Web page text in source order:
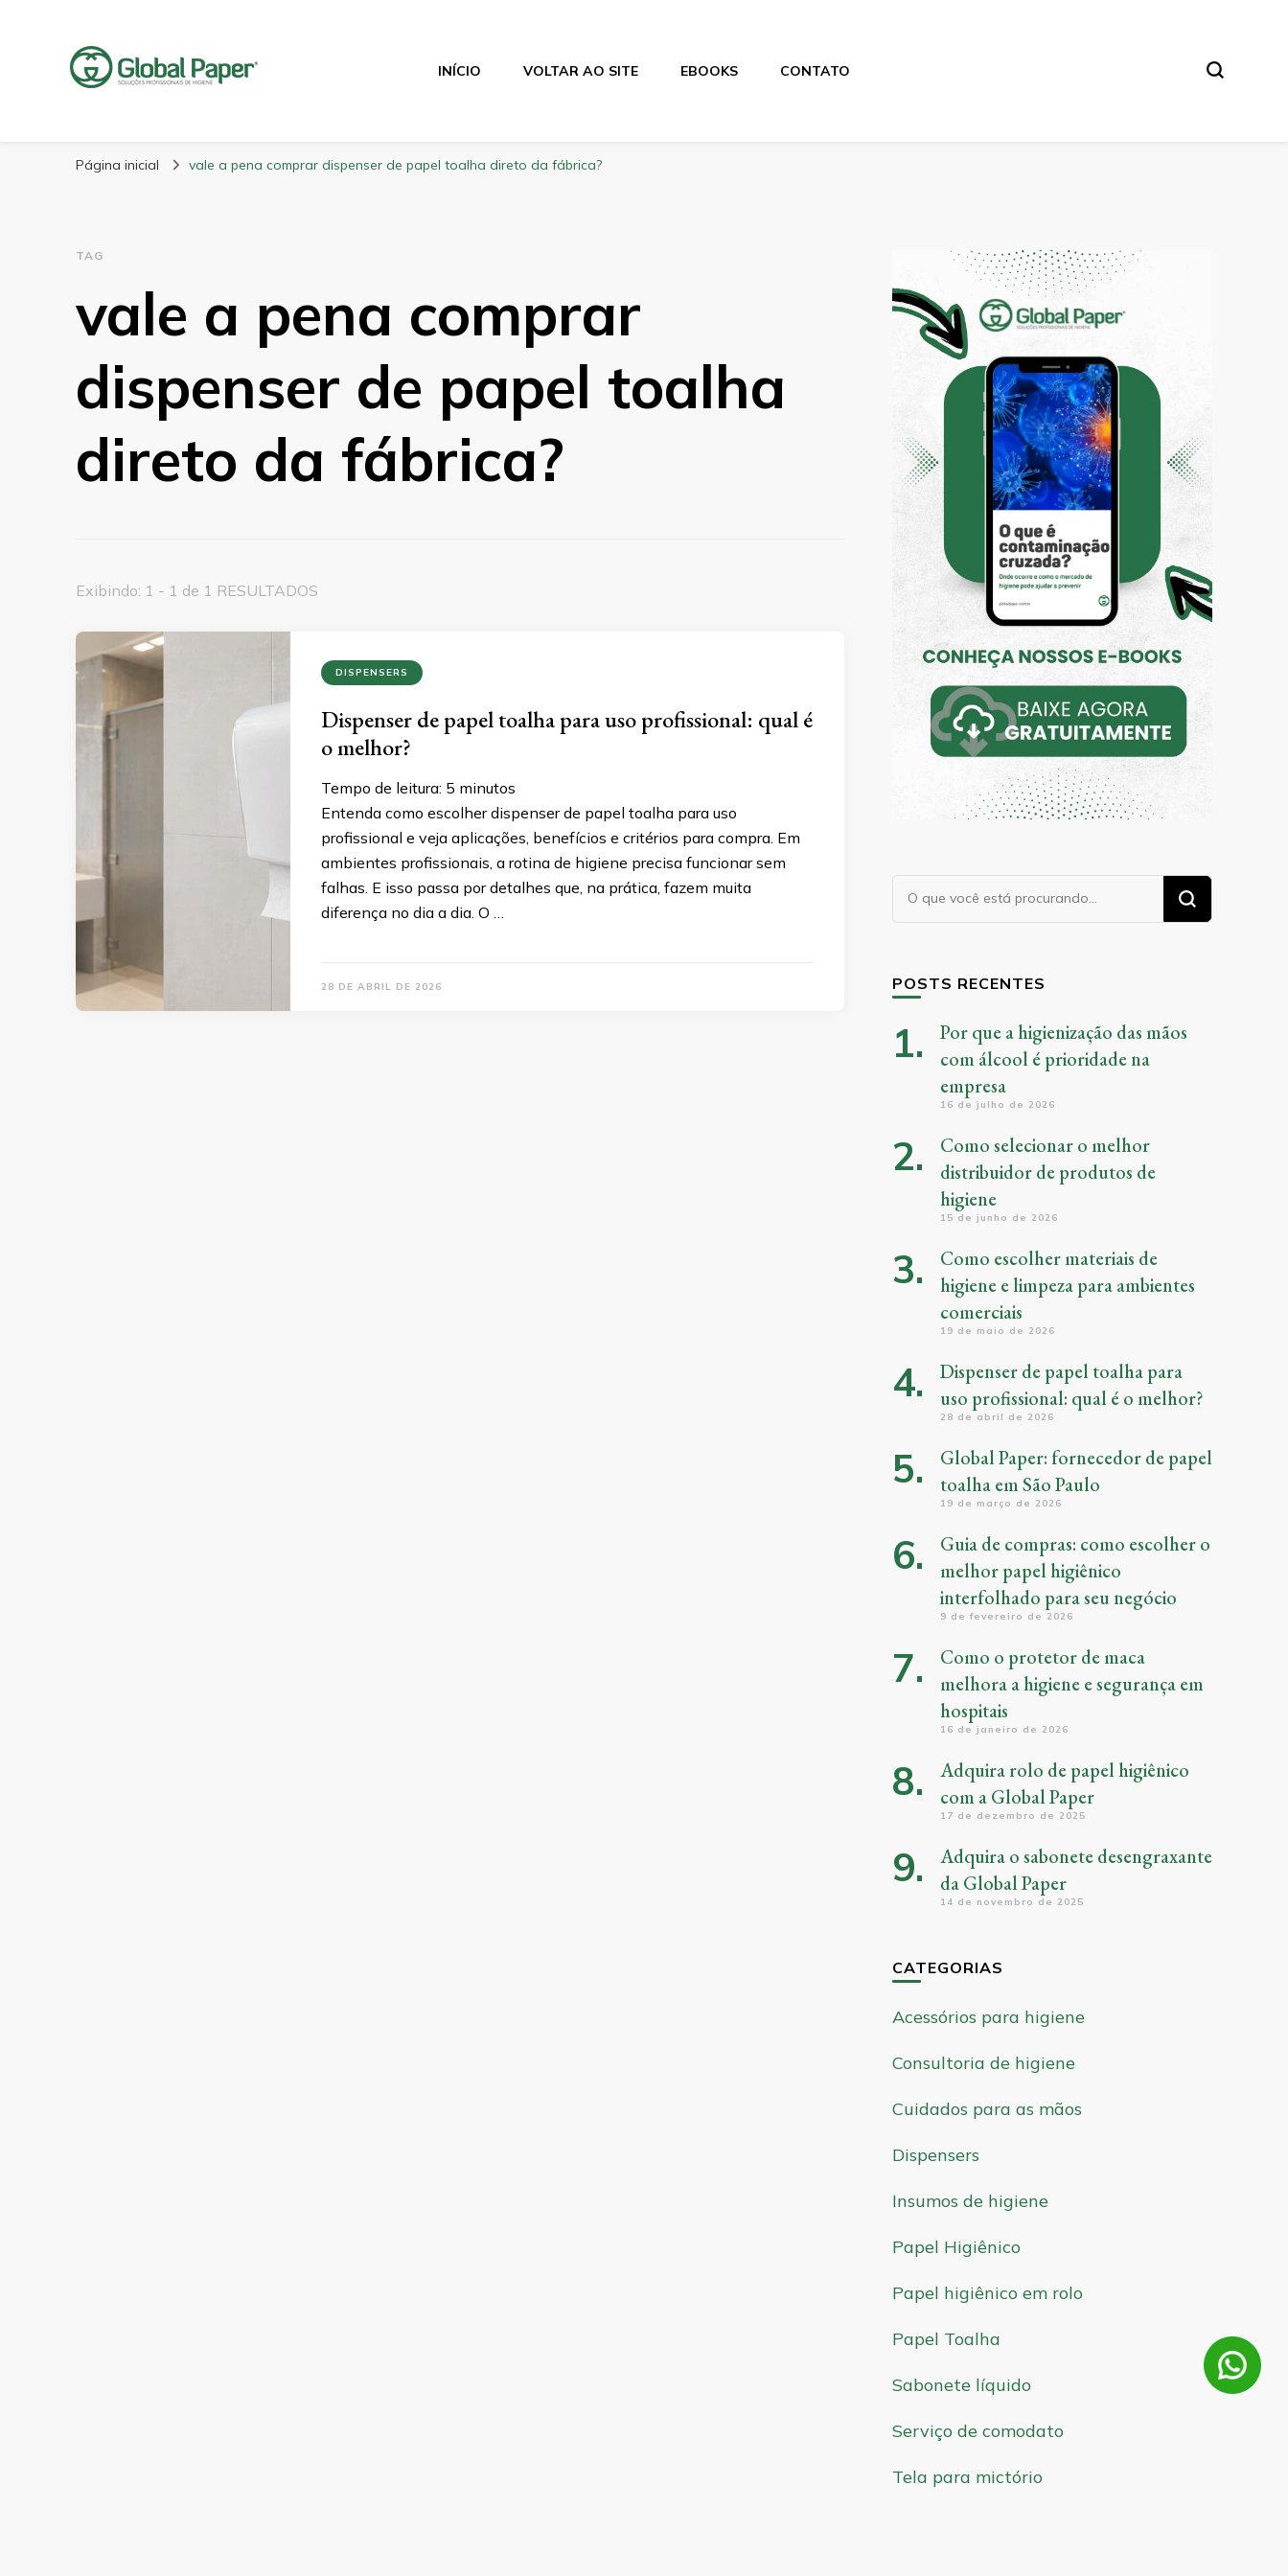
GlobalPaper
INÍCIO VOLTAR AO SITE EBOOKS CONTATO
Página inicial vale a pena comprar dispenser de papel toalha direto da fábrica?
TAG
vale a pena comprar
dispenser de papel toalha
direto da fábrica?
Exibindo: 1 - 1 de 1 RESULTADOS
DISPENSERS
Dispenser de papel toalha para uso profissional: qual é
o melhor?
Tempo de leitura: 5 minutos
Entenda como escolher dispenser de papel toalha para uso
profissional e veja aplicações, benefícios e critérios para compra. Em
ambientes profissionais, a rotina de higiene precisa funcionar sem
falhas. E isso passa por detalhes que, na prática, fazem muita
diferença no dia a dia. O …
28 DE ABRIL DE 2026
Procurando
algo?
POSTS RECENTES
Por que a higienização das mãos
com álcool é prioridade na
empresa
16 de julho de 2026
Como selecionar o melhor
distribuidor de produtos de
higiene
15 de junho de 2026
Como escolher materiais de
higiene e limpeza para ambientes
comerciais
19 de maio de 2026
Dispenser de papel toalha para
uso profissional: qual é o melhor?
28 de abril de 2026
Global Paper: fornecedor de papel
toalha em São Paulo
19 de março de 2026
Guia de compras: como escolher o
melhor papel higiênico
interfolhado para seu negócio
9 de fevereiro de 2026
Como o protetor de maca
melhora a higiene e segurança em
hospitais
16 de janeiro de 2026
Adquira rolo de papel higiênico
com a Global Paper
17 de dezembro de 2025
Adquira o sabonete desengraxante
da Global Paper
14 de novembro de 2025
CATEGORIAS
Acessórios para higiene
Consultoria de higiene
Cuidados para as mãos
Dispensers
Insumos de higiene
Papel Higiênico
Papel higiênico em rolo
Papel Toalha
Sabonete líquido
Serviço de comodato
Tela para mictório